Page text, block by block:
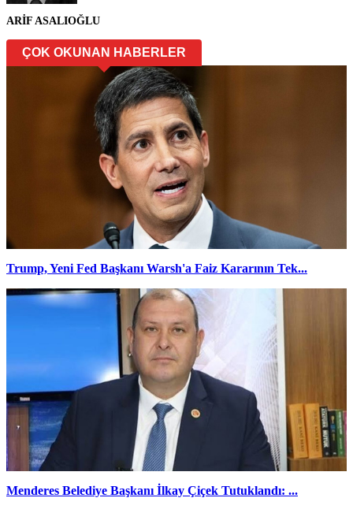
ARİF ASALIOĞLU
ÇOK OKUNAN HABERLER
Trump, Yeni Fed Başkanı Warsh'a Faiz Kararının Tek...
Menderes Belediye Başkanı İlkay Çiçek Tutuklandı: ...